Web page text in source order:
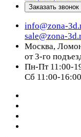
Заказать звонок
info@zona-
sale@zona-
Москва,
от 3-го
Пн-Пт 11:00-
Сб 11:00-16:00